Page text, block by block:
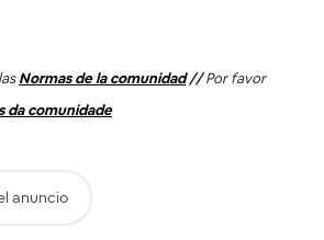
Normas de la comunidad//Por favor
da comunidade
anuncio